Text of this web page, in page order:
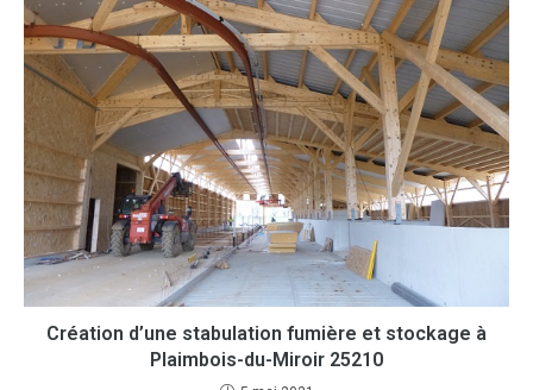
Création d’une stabulation fumière et stockage à
Plaimbois-du-Miroir 25210